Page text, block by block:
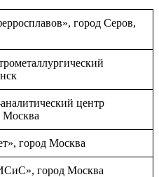
город Серов,
центр
город Москва
город Москва